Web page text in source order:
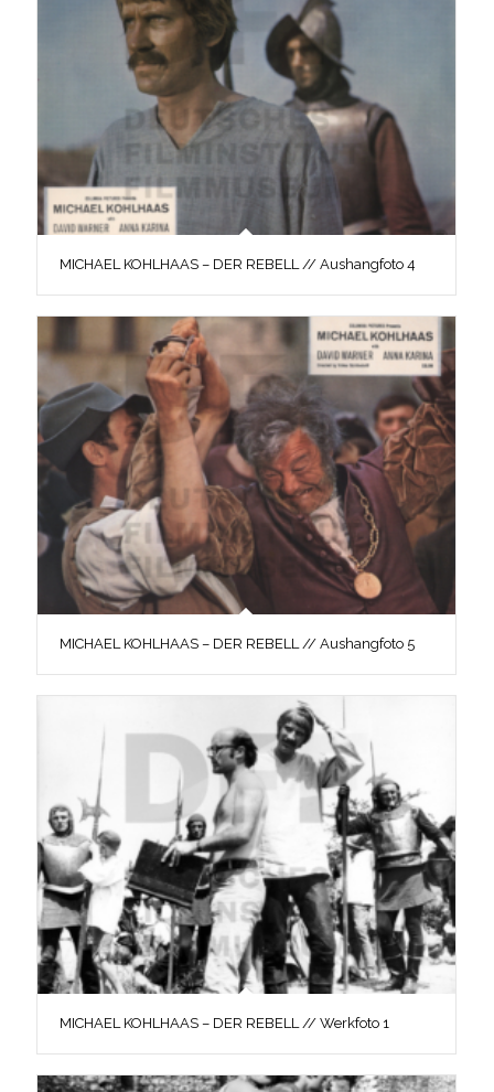
MICHAEL KOHLHAAS – DER REBELL // Aushangfoto 4
MICHAEL KOHLHAAS – DER REBELL // Aushangfoto 5
MICHAEL KOHLHAAS – DER REBELL // Werkfoto 1